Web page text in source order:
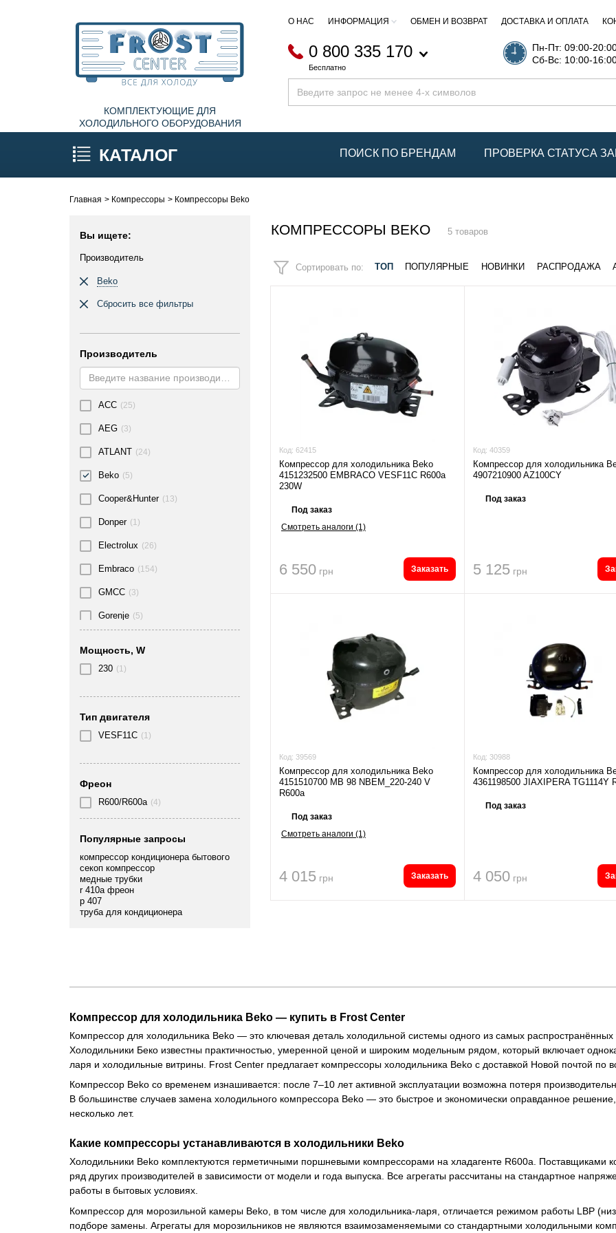
КОМПЛЕКТУЮЩИЕ ДЛЯ
ХОЛОДИЛЬНОГО ОБОРУДОВАНИЯ
О НАС ИНФОРМАЦИЯ ОБМЕН И ВОЗВРАТ ДОСТАВКА И ОПЛАТА
0 800 335 170
Бесплатно
Пн-Пт: 09:00-
Сб-Вс: 10:00-
КАТАЛОГ ПОИСК ПО БРЕНДАМ ПРОВЕРКА СТАТУСА
Главная Компрессоры Компрессоры Beko
Вы ищете:
Производитель
Beko
Сбросить все фильтры
Производитель
ACC (25)
AEG (3)
ATLANT (24)
Beko (5)
Cooper&Hunter (13)
Donper (1)
Electrolux (26)
Embraco (154)
GMCC (3)
Gorenje (5)
Rechi (1)
Secop (114)
Zanussi (2)
Zanussi ZEL
Мощность, W
230 (1)
Тип двигателя
VESF11C (1)
Фреон
R600/R600a (4)
Популярные запросы
компрессор кондиционера бытового
секоп компрессор
медные трубки
r 410a фреон
р 407
труба для кондиционера
КОМПРЕССОРЫ BEKO 5 товаров
Сортировать по: ТОП ПОПУЛЯРНЫЕ НОВИНКИ РАСПРОДАЖА
Код: 62415
Компрессор для холодильника Beko
4151232500 EMBRACO VESF11C R600a
230W
Под заказ
Смотреть аналоги (1)
6 550 грн Заказать
Код: 40359
Компрессор для холодильника
4907210900 AZ100CY
Под заказ
5 125 грн
Код: 39569
Компрессор для холодильника Beko
4151510700 MB 98 NBEM_220-240 V
R600a
Под заказ
Смотреть аналоги (1)
4 015 грн Заказать
Код: 30988
Компрессор для холодильника
4361198500 JIAXIPERA TG1114Y
Под заказ
4 050 грн
Компрессор для холодильника Beko — купить в Frost Center
Компрессор для холодильника Beko — это ключевая деталь холодильной системы одного из самых распространённых
Холодильники Беко известны практичностью, умеренной ценой и широким модельным рядом, который включает
ларя и холодильные витрины. Frost Center предлагает компрессоры холодильника Beko с доставкой Новой почтой по
Компрессор Beko со временем изнашивается: после 7–10 лет активной эксплуатации возможна потеря
В большинстве случаев замена холодильного компрессора Beko — это быстрое и экономически оправданное
несколько лет.
Какие компрессоры устанавливаются в холодильники Beko
Холодильники Beko комплектуются герметичными поршневыми компрессорами на хладагенте R600a. Поставщиками
ряд других производителей в зависимости от модели и года выпуска. Все агрегаты рассчитаны на стандартное
работы в бытовых условиях.
Компрессор для морозильной камеры Beko, в том числе для холодильника-ларя, отличается режимом работы LBP
подборе замены. Агрегаты для морозильников не являются взаимозаменяемыми со стандартными холодильными